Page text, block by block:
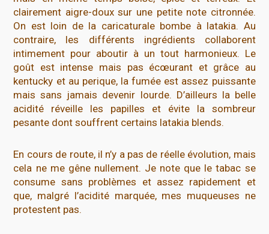
clairement aigre-doux sur une petite note citronnée.
On est loin de la caricaturale bombe à latakia. Au
contraire, les différents ingrédients collaborent
intimement pour aboutir à un tout harmonieux. Le
goût est intense mais pas écœurant et grâce au
kentucky et au perique, la fumée est assez puissante
mais sans jamais devenir lourde. D’ailleurs la belle
acidité réveille les papilles et évite la sombreur
pesante dont souffrent certains latakia blends.
En cours de route, il n’y a pas de réelle évolution, mais
cela ne me gêne nullement. Je note que le tabac se
consume sans problèmes et assez rapidement et
que, malgré l’acidité marquée, mes muqueuses ne
protestent pas.